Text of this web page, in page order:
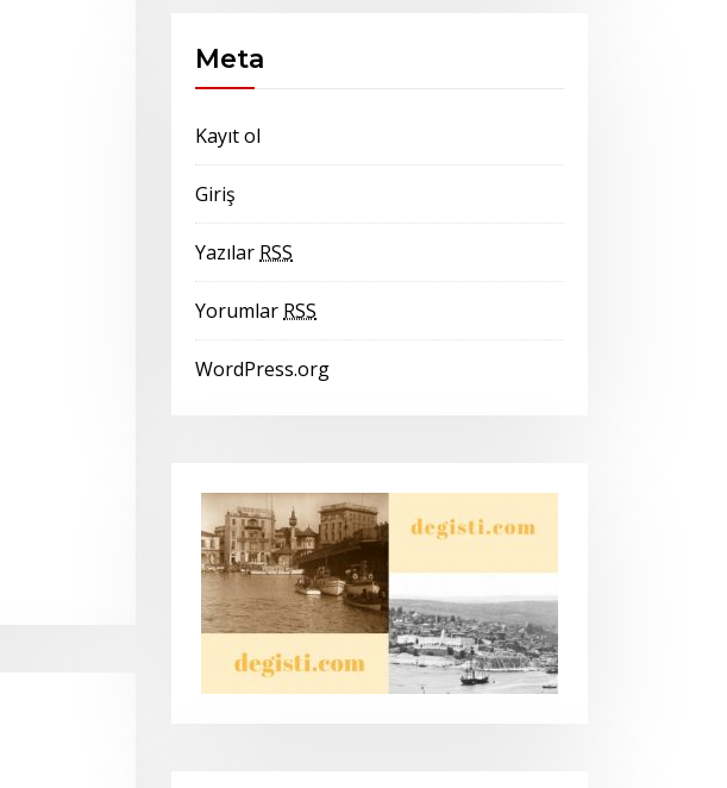
Meta
Kayıt ol
Giriş
Yazılar RSS
Yorumlar RSS
WordPress.org